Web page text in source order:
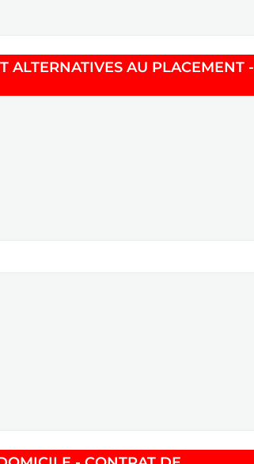
ALTERNATIVES AU PLACEMENT -
fenêtre)